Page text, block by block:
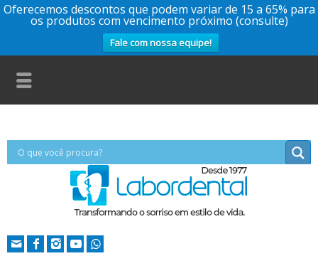
Oferecemos descontos que podem variar de 15 a 65% para
os produtos com vencimento próximo (consulte)
Fale com nossa equipe!